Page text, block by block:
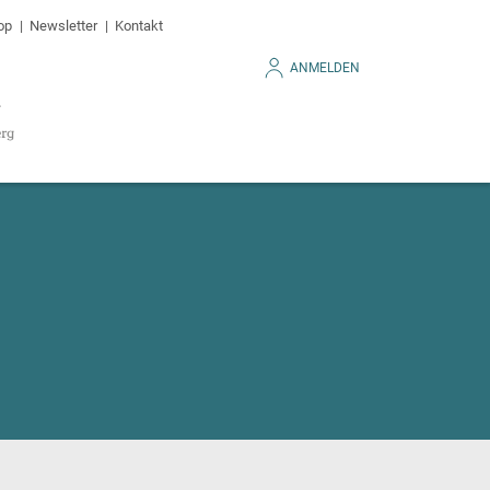
Newsletter Kontakt
ANMELDEN